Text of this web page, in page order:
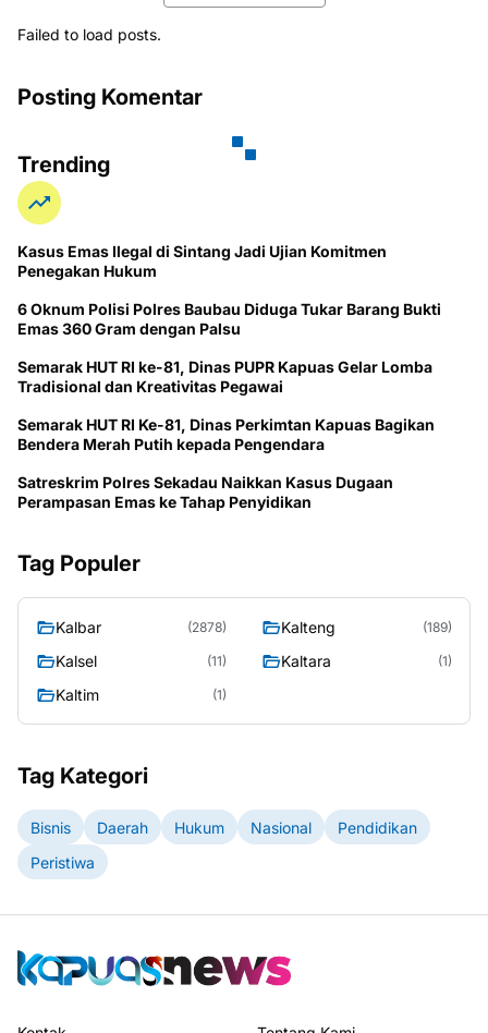
Failed to load posts.
Posting Komentar
Trending
Kasus Emas Ilegal di Sintang Jadi Ujian Komitmen
Penegakan Hukum
6 Oknum Polisi Polres Baubau Diduga Tukar Barang Bukti
Emas 360 Gram dengan Palsu
Semarak HUT RI ke-81, Dinas PUPR Kapuas Gelar Lomba
Tradisional dan Kreativitas Pegawai
Semarak HUT RI Ke-81, Dinas Perkimtan Kapuas Bagikan
Bendera Merah Putih kepada Pengendara
Satreskrim Polres Sekadau Naikkan Kasus Dugaan
Perampasan Emas ke Tahap Penyidikan
Tag Populer
Kalbar (2878) Kalteng (189)
Kalsel (11) Kaltara (1)
Kaltim (1)
Tag Kategori
Bisnis Daerah Hukum Nasional
Pendidikan
Peristiwa